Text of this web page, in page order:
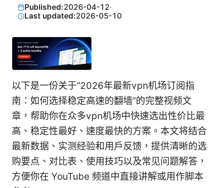
Published:2026-04-12·
Last updated:2026-05-10
以下是一份关于“2026年最新vpn机场订阅指
南：如何选择稳定高速的翻墙”的完整视频文
章，帮助你在众多vpn机场中快速选出性价比最
高、稳定性最好、速度最快的方案。本文将结合
最新数据、实测经验和用户反馈，提供清晰的选
购要点、对比表、使用技巧以及常见问题解答，
方便你在 YouTube 频道中直接讲解或用作脚本